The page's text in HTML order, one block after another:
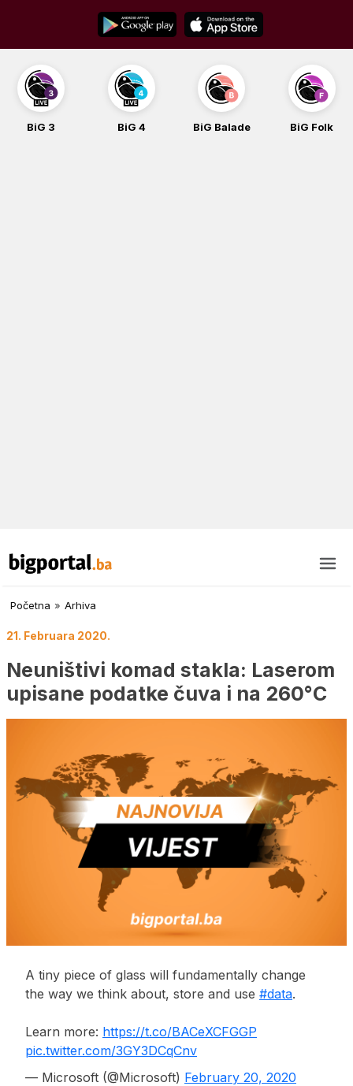
content
BiG 3 BiG 4 BiG Balade BiG Folk
Početna » Arhiva
21. Februara 2020.
Neuništivi komad stakla: Laserom
upisane podatke čuva i na 260°C
A tiny piece of glass will fundamentally change
the way we think about, store and use #data.
Learn more: https://t.co/BACeXCFGGP
pic.twitter.com/3GY3DCqCnv
— Microsoft (@Microsoft) February 20, 2020